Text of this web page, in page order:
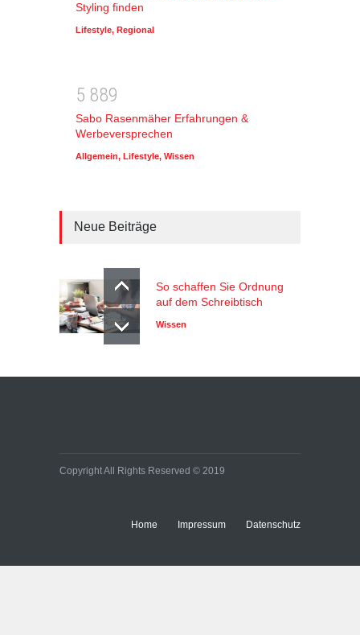
Styling finden
Lifestyle, Regional
5 889
Sabo Rasenmäher Erfahrungen &
Werbeversprechen
Allgemein, Lifestyle, Wissen
Neue Beiträge
So schaffen Sie Ordnung
auf dem Schreibtisch
Wissen
Copyright All Rights Reserved © 2019
Home Impressum Datenschutz